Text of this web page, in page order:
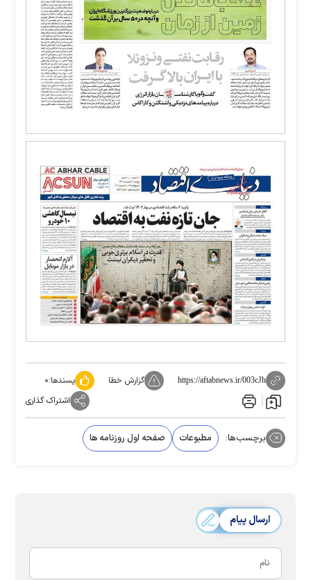
https://aftabnews.ir/003cJh گزارش خطا پسندها:۰
اشتراک گذاری
برچسب‌ها: مطبوعات صفحه اول روزنامه ها
ارسال پیام